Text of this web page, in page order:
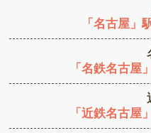
「名古屋」
「名鉄名古屋
「近鉄名古屋